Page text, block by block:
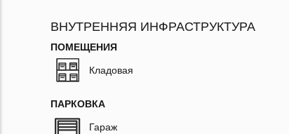
ВНУТРЕННЯЯ ИНФРАСТРУКТУРА
ПОМЕЩЕНИЯ
Кладовая
ПАРКОВКА
Гараж